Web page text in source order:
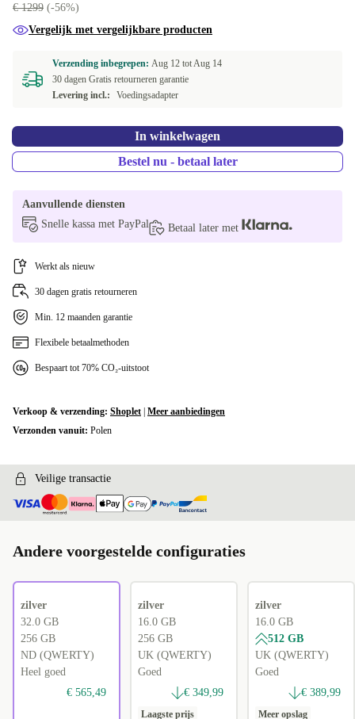
€ 1299 (-56%)
Vergelijk met vergelijkbare producten
Verzending inbegrepen: Aug 12 totAug 14
30 dagen Gratis retourneren garantie
Levering incl.:
Voedingsadapter
In winkelwagen
Bestel nu - betaal later
Aanvullende diensten
Snelle kassa met PayPal
Betaal later met
Werkt als nieuw
30 dagen gratis retourneren
Min. 12 maanden garantie
Flexibele betaalmethoden
Bespaart tot 70% CO₂-uitstoot
Verkoop & verzending: Shoplet Meer aanbiedingen
Verzonden vanuit: Polen
Veilige transactie
Andere voorgestelde configuraties
zilver
32.0 GB
256 GB
ND (QWERTY)
Heel goed
€ 565,49
zilver
16.0 GB
256 GB
UK (QWERTY)
Goed
€ 349,99
Laagste prijs
zilver
16.0 GB
512 GB
UK (QWERTY)
Goed
€ 389,99
Meer opslag